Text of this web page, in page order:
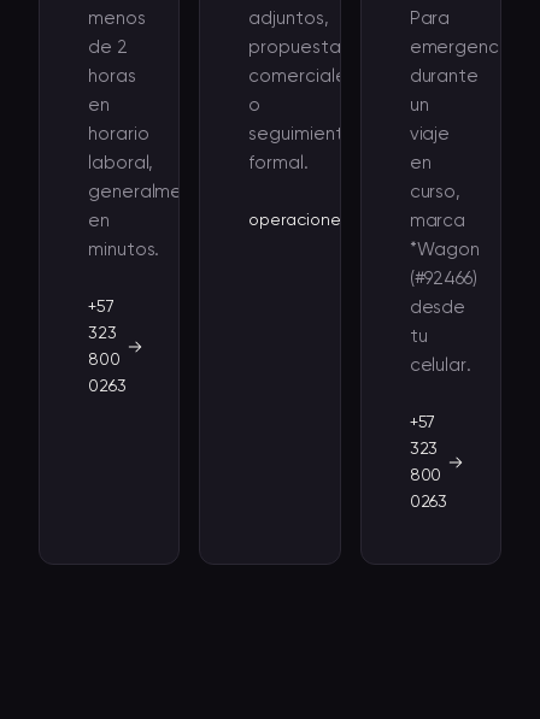
menos
de 2
horas
en
horario
laboral,
generalmente
en
minutos.
+57
323
800
0263
adjuntos,
propuestas
comerciales
o
seguimiento
formal.
operaciones@wagon.com.co
Para
emergencias
durante
un
viaje
en
curso,
marca
*Wagon
(#92466)
desde
tu
celular.
+57
323
800
0263